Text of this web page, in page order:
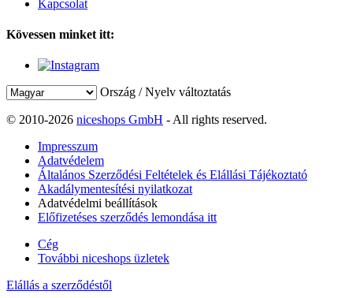
Kapcsolat
Kövessen minket itt:
Ország / Nyelv változtatás
© 2010-2026 niceshops GmbH - All rights reserved.
Impresszum
Adatvédelem
Általános Szerződési Feltételek és Elállási Tájékoztató
Akadálymentesítési nyilatkozat
Adatvédelmi beállítások
Előfizetéses szerződés lemondása itt
Cég
További niceshops üzletek
Elállás a szerződéstől